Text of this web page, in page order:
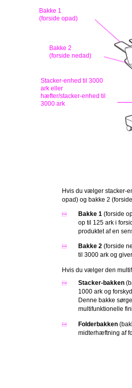
Hvis du vælger stacker-
opad) og bakke 2
 Bakke 1 (forside
op til 125 ark i
produktet af en
 Bakke 2 (forside
til 3000 ark og
Hvis du vælger den
 Stacker-bakken
1000 ark og
Denne bakke
multifunktionelle
 Folderbakken
midterhæftning af
Bakke 2
(forside nedad)
Bakke 1
(forside opad)
Stacker-enhed til 3000
ark eller
hæfter/stacker-enhed til
3000 ark